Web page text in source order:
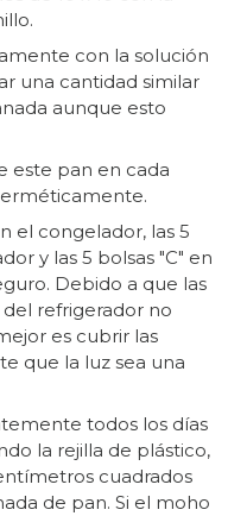
con la solución
una cantidad similar
aunque esto
este pan en cada
el congelador, las 5
y las 5 bolsas "C" en
Debido a que las
refrigerador no
es cubrir las
que la luz sea una
todos los días
la rejilla de plástico,
cuadrados
de pan. Si el moho